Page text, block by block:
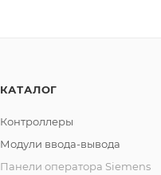
КАТАЛОГ
Контроллеры
Модули ввода-вывода
Панели оператора Siemens